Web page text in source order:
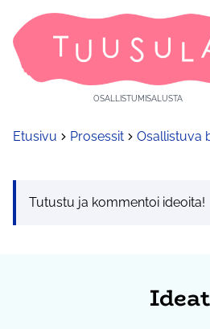
OSALLISTUMISALUSTA
Etusivu Prosessit Osallistuva
Tutustu ja kommentoi ideoita!
Ideat